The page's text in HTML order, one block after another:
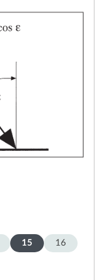
15
16